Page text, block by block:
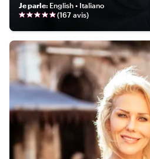
Je parle: English • Italiano
(167 avis)